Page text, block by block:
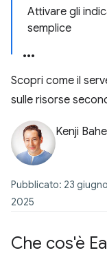
Attivare gli
semplice
Scopri come il
sulle risorse
Kenji
Pubblicato: 23
2025
Che cos'è